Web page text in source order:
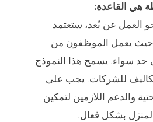
هي القاعدة:
العمل عن بُعد، ستعتمد
حيث يعمل الموظفون من
حد سواء. يسمح هذا النموذج
للشركات. يجب على
والدعم اللازمين لتمكين
بشكل فعال.